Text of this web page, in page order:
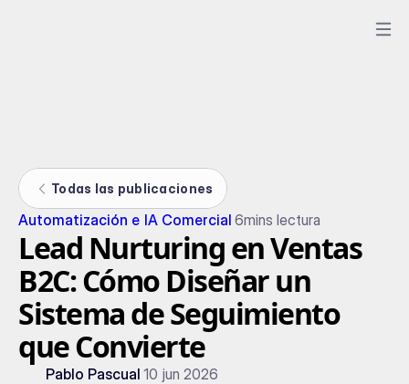
Todas las publicaciones
Automatización e IA Comercial 6mins lectura
Lead Nurturing en Ventas
B2C: Cómo Diseñar un
Sistema de Seguimiento
que Convierte
Pablo Pascual 10 jun 2026